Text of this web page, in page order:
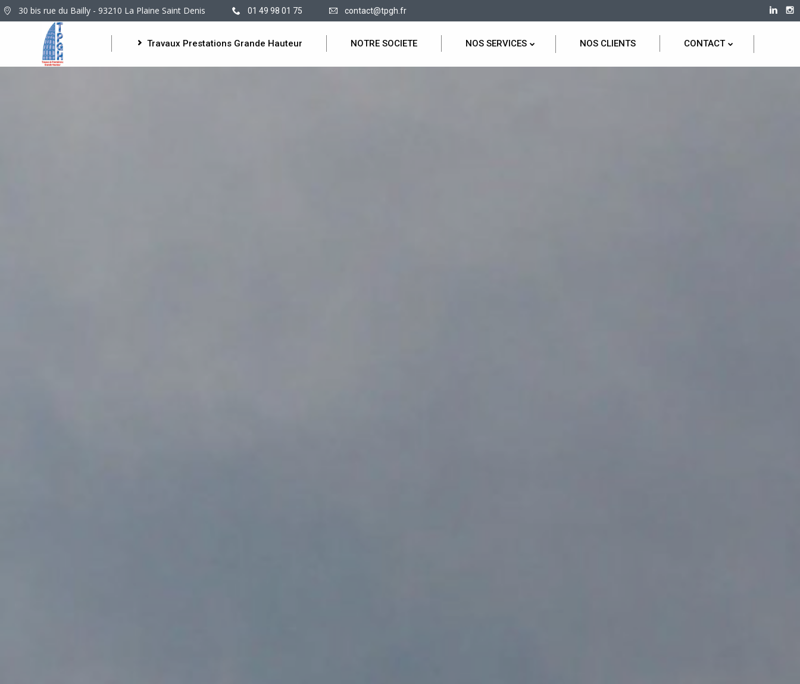
30 bis rue du Bailly - 93210 La Plaine Saint Denis 01 49 98 01 75 contact@tpgh.fr
Travaux Prestations Grande Hauteur NOTRE SOCIETE NOS SERVICES NOS CLIENTS CONTACT